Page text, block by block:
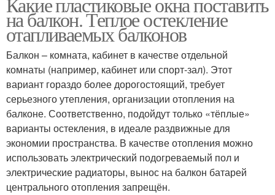
на балкон. Теплое остекление
отапливаемых балконов
Балкон – комната, кабинет в качестве отдельной
комнаты (например, кабинет или спорт-зал). Этот
вариант гораздо более дорогостоящий, требует
серьезного утепления, организации отопления на
балконе. Соответственно, подойдут только «тёплые»
варианты остекления, в идеале раздвижные для
экономии пространства. В качестве отопления можно
использовать электрический подогреваемый пол и
электрические радиаторы, вынос на балкон батарей
центрального отопления запрещён.